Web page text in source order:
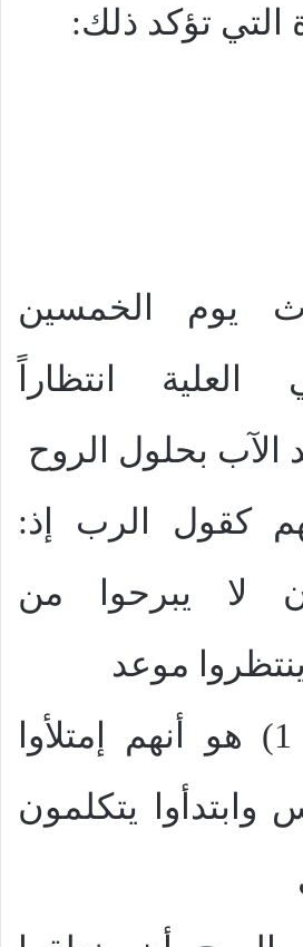
التي تؤكد ذلك:
يوم الخمسين
انتظاراً
الآب بحلول الروح
كقول الرب إذ:
لا يبرحوا من
موعد
الآب” (أع4: 1) هو أنهم إمتلأوا
وابتدأوا يتكلمون